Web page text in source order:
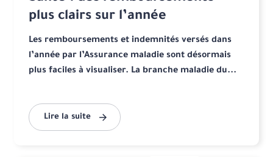
plus clairs sur l’année
Les remboursements et indemnités versés dans
l’année par l’Assurance maladie sont désormais
plus faciles à visualiser. La branche maladie du...
Lire la suite